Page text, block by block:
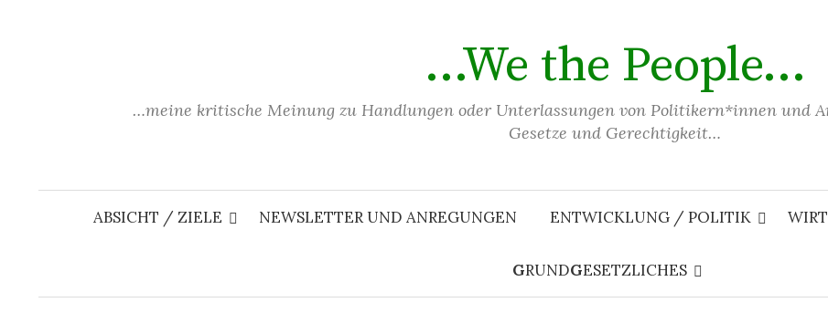
…We the People…
…meine kritische Meinung zu Handlungen oder Unterlassungen von Politikern*innen und
Gesetze und Gerechtigkeit…
ABSICHT / ZIELE NEWSLETTER UND ANREGUNGEN ENTWICKLUNG / POLITIK
GRUNDGESETZLICHES